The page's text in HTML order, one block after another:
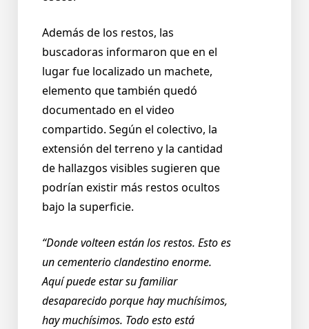
Además de los restos, las
buscadoras informaron que en el
lugar fue localizado un machete,
elemento que también quedó
documentado en el video
compartido. Según el colectivo, la
extensión del terreno y la cantidad
de hallazgos visibles sugieren que
podrían existir más restos ocultos
bajo la superficie.
“Donde volteen están los restos. Esto es
un cementerio clandestino enorme.
Aquí puede estar su familiar
desaparecido porque hay muchísimos,
hay muchísimos. Todo esto está